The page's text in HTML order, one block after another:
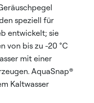
speziell für
entwickelt; sie
von bis zu -20 °C
mit einer
AquaSnap®
Kaltwasser